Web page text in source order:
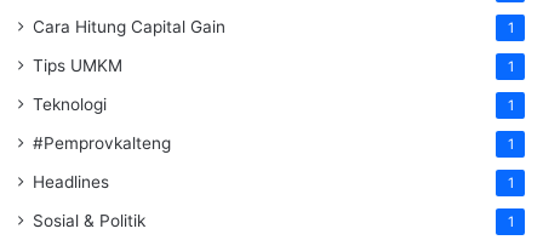
Cara Hitung Capital Gain 1
Tips UMKM 1
Teknologi 1
#Pemprovkalteng 1
Headlines 1
Sosial & Politik 1